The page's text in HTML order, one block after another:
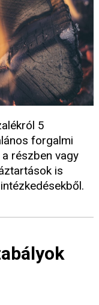
5
forgalmi
részben vagy
is